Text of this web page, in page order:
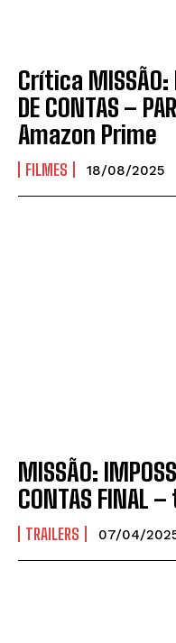
Crítica MISSÃO:
DE CONTAS –
Amazon Prime
FILMES 18/08/2025
MISSÃO:
CONTAS FINAL
TRAILERS 07/04/